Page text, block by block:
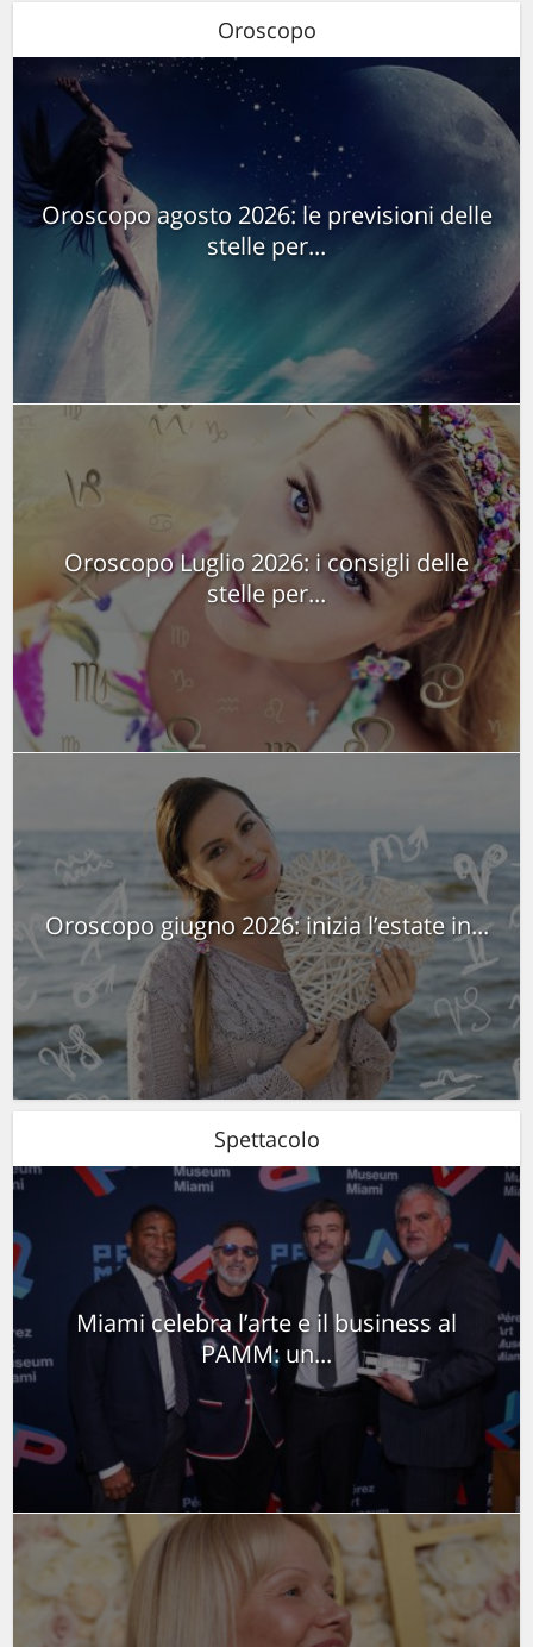
Oroscopo
Oroscopo agosto 2026: le previsioni delle
stelle per...
Oroscopo Luglio 2026: i consigli delle
stelle per...
Oroscopo giugno 2026: inizia l’estate in...
Spettacolo
Miami celebra l’arte e il business al
PAMM: un...